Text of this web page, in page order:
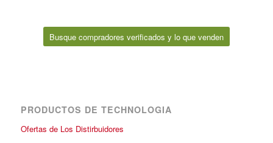
Busque compradores verificados y lo que venden
PRODUCTOS DE TECHNOLOGIA
Ofertas de Los Distirbuidores